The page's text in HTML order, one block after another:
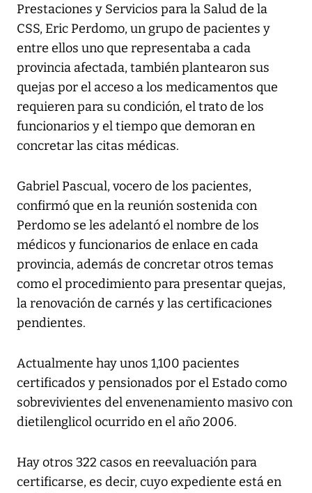
Prestaciones y Servicios para la Salud de la
CSS, Eric Perdomo, un grupo de pacientes y
entre ellos uno que representaba a cada
provincia afectada, también plantearon sus
quejas por el acceso a los medicamentos que
requieren para su condición, el trato de los
funcionarios y el tiempo que demoran en
concretar las citas médicas.
Gabriel Pascual, vocero de los pacientes,
confirmó que en la reunión sostenida con
Perdomo se les adelantó el nombre de los
médicos y funcionarios de enlace en cada
provincia, además de concretar otros temas
como el procedimiento para presentar quejas,
la renovación de carnés y las certificaciones
pendientes.
Actualmente hay unos 1,100 pacientes
certificados y pensionados por el Estado como
sobrevivientes del envenenamiento masivo con
dietilenglicol ocurrido en el año 2006.
Hay otros 322 casos en reevaluación para
certificarse, es decir, cuyo expediente está en